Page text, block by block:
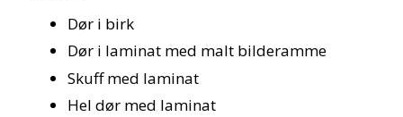
Dør i birk
Dør i laminat med malt bilderamme
Skuff med laminat
Hel dør med laminat